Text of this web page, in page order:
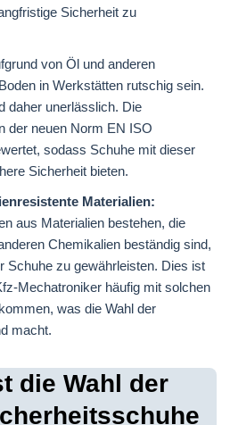
Sicherheit zu
von Öl und anderen
in Werkstätten rutschig sein.
daher unerlässlich. Die
der neuen Norm EN ISO
sodass Schuhe mit dieser
Sicherheit bieten.
Materialien:
aus Materialien bestehen, die
Chemikalien beständig sind,
Schuhe zu gewährleisten. Dies ist
Mechatroniker häufig mit solchen
was die Wahl der
macht.
die Wahl der